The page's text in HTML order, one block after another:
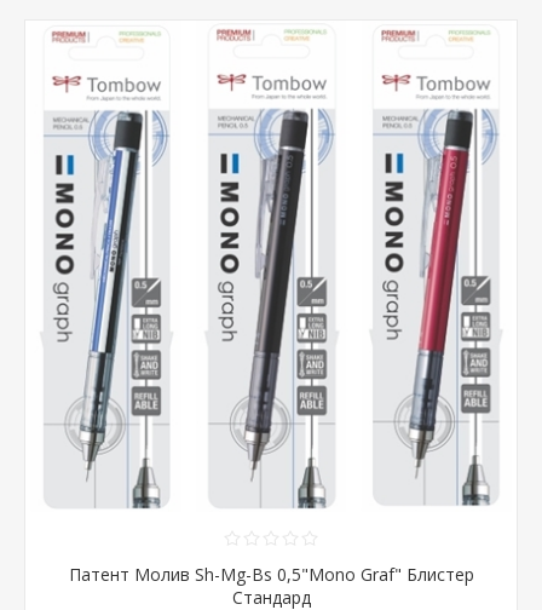
Патент Молив Sh-Mg-Bs 0,5"Mono Graf" Блистер
Стандард